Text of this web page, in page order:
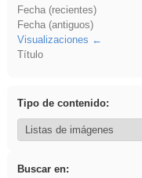
Fecha (recientes)
Fecha (antiguos)
Visualizaciones
Título
Tipo de contenido:
Buscar en: